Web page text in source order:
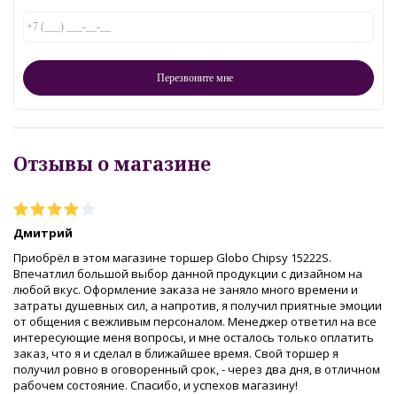
Отзывы о магазине
Дмитрий
Приобрёл в этом магазине торшер Globo Chipsy 15222S.
Впечатлил большой выбор данной продукции с дизайном на
любой вкус. Оформление заказа не заняло много времени и
затраты душевных сил, а напротив, я получил приятные эмоции
от общения с вежливым персоналом. Менеджер ответил на все
интересующие меня вопросы, и мне осталось только оплатить
заказ, что я и сделал в ближайшее время. Свой торшер я
получил ровно в оговоренный срок, - через два дня, в отличном
рабочем состояние. Спасибо, и успехов магазину!